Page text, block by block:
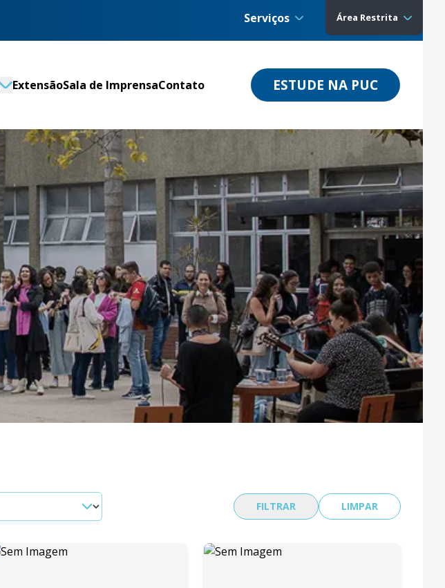
Serviços Área Restrita
ExtensãoSala de ImprensaContato ESTUDE NA PUC
FILTRAR LIMPAR